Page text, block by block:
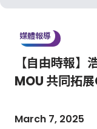
媒體報導
【自由時報
MOU 共同拓
March 7, 2025